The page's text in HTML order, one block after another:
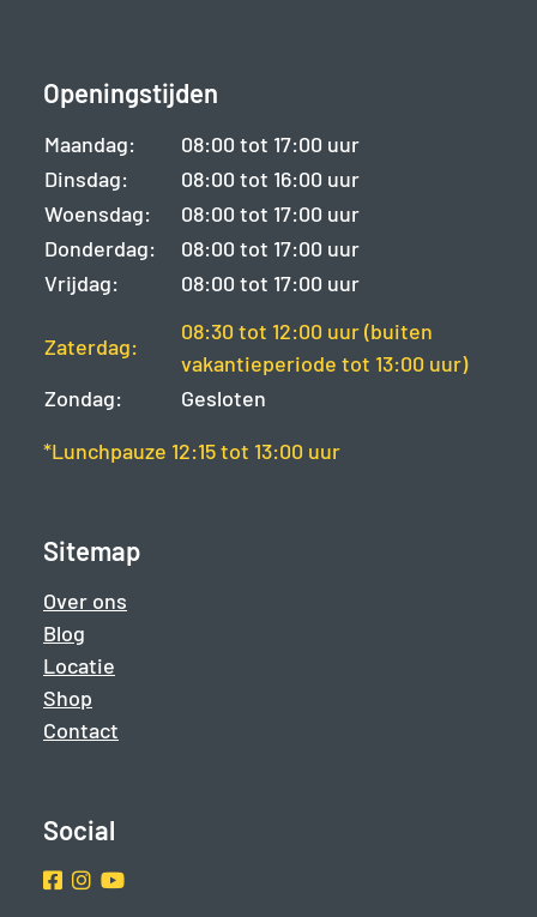
Openingstijden
Maandag:
08:00 tot 17:00 uur
Dinsdag:
08:00 tot 16:00 uur
Woensdag:
08:00 tot 17:00 uur
Donderdag:
08:00 tot 17:00 uur
Vrijdag:
08:00 tot 17:00 uur
Zaterdag:
08:30 tot 12:00 uur (buiten
vakantieperiode tot 13:00 uur)
Zondag:
Gesloten
*Lunchpauze 12:15 tot 13:00 uur
Sitemap
Over ons
Blog
Locatie
Shop
Contact
Social
Facebook
Instragram
Youtube